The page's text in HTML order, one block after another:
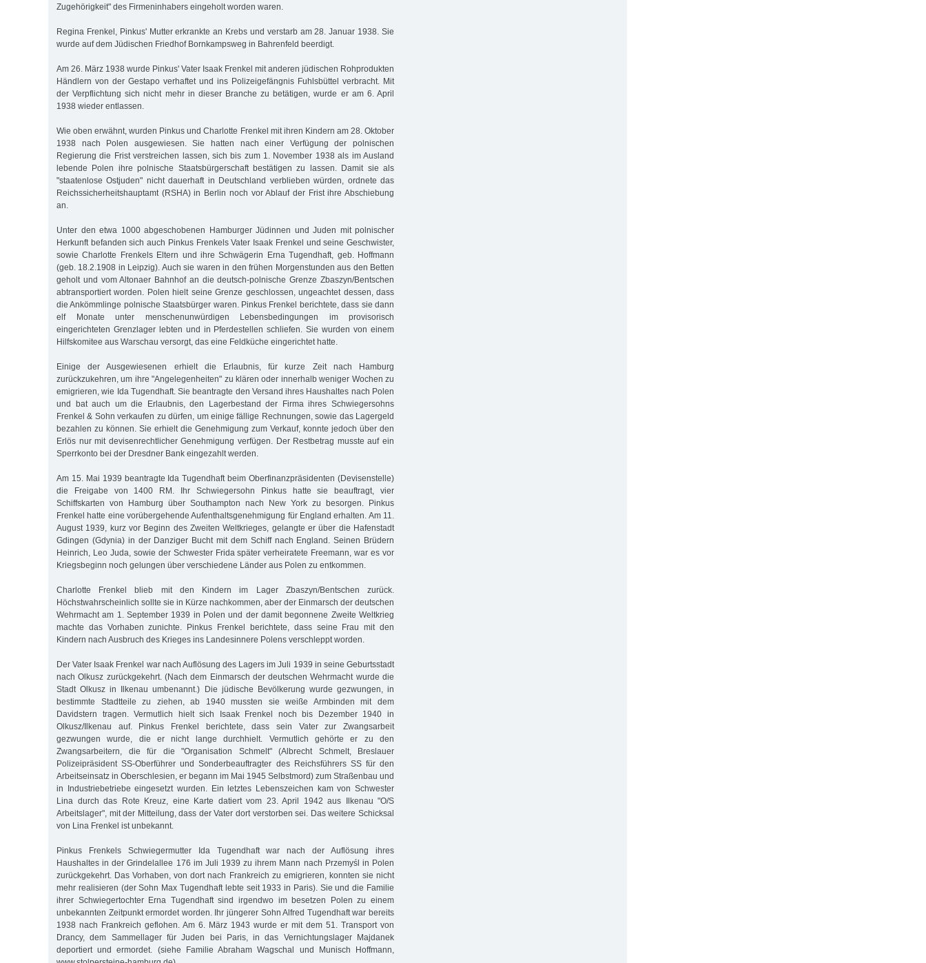
Zugehörigkeit" des Firmeninhabers eingeholt worden waren.
Regina Frenkel, Pinkus' Mutter erkrankte an Krebs und verstarb am 28. Januar 1938. Sie
wurde auf dem Jüdischen Friedhof Bornkampsweg in Bahrenfeld beerdigt.
Am 26. März 1938 wurde Pinkus' Vater Isaak Frenkel mit anderen jüdischen Rohprodukten
Händlern von der Gestapo verhaftet und ins Polizeigefängnis Fuhlsbüttel verbracht. Mit
der Verpflichtung sich nicht mehr in dieser Branche zu betätigen, wurde er am 6. April
1938 wieder entlassen.
Wie oben erwähnt, wurden Pinkus und Charlotte Frenkel mit ihren Kindern am 28. Oktober
1938 nach Polen ausgewiesen. Sie hatten nach einer Verfügung der polnischen
Regierung die Frist verstreichen lassen, sich bis zum 1. November 1938 als im Ausland
lebende Polen ihre polnische Staatsbürgerschaft bestätigen zu lassen. Damit sie als
"staatenlose Ostjuden" nicht dauerhaft in Deutschland verblieben würden, ordnete das
Reichssicherheitshauptamt (RSHA) in Berlin noch vor Ablauf der Frist ihre Abschiebung
an.
Unter den etwa 1000 abgeschobenen Hamburger Jüdinnen und Juden mit polnischer
Herkunft befanden sich auch Pinkus Frenkels Vater Isaak Frenkel und seine Geschwister,
sowie Charlotte Frenkels Eltern und ihre Schwägerin Erna Tugendhaft, geb. Hoffmann
(geb. 18.2.1908 in Leipzig). Auch sie waren in den frühen Morgenstunden aus den Betten
geholt und vom Altonaer Bahnhof an die deutsch-polnische Grenze Zbaszyn/Bentschen
abtransportiert worden. Polen hielt seine Grenze geschlossen, ungeachtet dessen, dass
die Ankömmlinge polnische Staatsbürger waren. Pinkus Frenkel berichtete, dass sie dann
elf Monate unter menschenunwürdigen Lebensbedingungen im provisorisch
eingerichteten Grenzlager lebten und in Pferdestellen schliefen. Sie wurden von einem
Hilfskomitee aus Warschau versorgt, das eine Feldküche eingerichtet hatte.
Einige der Ausgewiesenen erhielt die Erlaubnis, für kurze Zeit nach Hamburg
zurückzukehren, um ihre "Angelegenheiten" zu klären oder innerhalb weniger Wochen zu
emigrieren, wie Ida Tugendhaft. Sie beantragte den Versand ihres Haushaltes nach Polen
und bat auch um die Erlaubnis, den Lagerbestand der Firma ihres Schwiegersohns
Frenkel & Sohn verkaufen zu dürfen, um einige fällige Rechnungen, sowie das Lagergeld
bezahlen zu können. Sie erhielt die Genehmigung zum Verkauf, konnte jedoch über den
Erlös nur mit devisenrechtlicher Genehmigung verfügen. Der Restbetrag musste auf ein
Sperrkonto bei der Dresdner Bank eingezahlt werden.
Am 15. Mai 1939 beantragte Ida Tugendhaft beim Oberfinanzpräsidenten (Devisenstelle)
die Freigabe von 1400 RM. Ihr Schwiegersohn Pinkus hatte sie beauftragt, vier
Schiffskarten von Hamburg über Southampton nach New York zu besorgen. Pinkus
Frenkel hatte eine vorübergehende Aufenthaltsgenehmigung für England erhalten. Am 11.
August 1939, kurz vor Beginn des Zweiten Weltkrieges, gelangte er über die Hafenstadt
Gdingen (Gdynia) in der Danziger Bucht mit dem Schiff nach England. Seinen Brüdern
Heinrich, Leo Juda, sowie der Schwester Frida später verheiratete Freemann, war es vor
Kriegsbeginn noch gelungen über verschiedene Länder aus Polen zu entkommen.
Charlotte Frenkel blieb mit den Kindern im Lager Zbaszyn/Bentschen zurück.
Höchstwahrscheinlich sollte sie in Kürze nachkommen, aber der Einmarsch der deutschen
Wehrmacht am 1. September 1939 in Polen und der damit begonnene Zweite Weltkrieg
machte das Vorhaben zunichte. Pinkus Frenkel berichtete, dass seine Frau mit den
Kindern nach Ausbruch des Krieges ins Landesinnere Polens verschleppt worden.
Der Vater Isaak Frenkel war nach Auflösung des Lagers im Juli 1939 in seine Geburtsstadt
nach Olkusz zurückgekehrt. (Nach dem Einmarsch der deutschen Wehrmacht wurde die
Stadt Olkusz in Ilkenau umbenannt.) Die jüdische Bevölkerung wurde gezwungen, in
bestimmte Stadtteile zu ziehen, ab 1940 mussten sie weiße Armbinden mit dem
Davidstern tragen. Vermutlich hielt sich Isaak Frenkel noch bis Dezember 1940 in
Olkusz/Ilkenau auf. Pinkus Frenkel berichtete, dass sein Vater zur Zwangsarbeit
gezwungen wurde, die er nicht lange durchhielt. Vermutlich gehörte er zu den
Zwangsarbeitern, die für die "Organisation Schmelt" (Albrecht Schmelt, Breslauer
Polizeipräsident SS-Oberführer und Sonderbeauftragter des Reichsführers SS für den
Arbeitseinsatz in Oberschlesien, er begann im Mai 1945 Selbstmord) zum Straßenbau und
in Industriebetriebe eingesetzt wurden. Ein letztes Lebenszeichen kam von Schwester
Lina durch das Rote Kreuz, eine Karte datiert vom 23. April 1942 aus Ilkenau "O/S
Arbeitslager", mit der Mitteilung, dass der Vater dort verstorben sei. Das weitere Schicksal
von Lina Frenkel ist unbekannt.
Pinkus Frenkels Schwiegermutter Ida Tugendhaft war nach der Auflösung ihres
Haushaltes in der Grindelallee 176 im Juli 1939 zu ihrem Mann nach Przemyśl in Polen
zurückgekehrt. Das Vorhaben, von dort nach Frankreich zu emigrieren, konnten sie nicht
mehr realisieren (der Sohn Max Tugendhaft lebte seit 1933 in Paris). Sie und die Familie
ihrer Schwiegertochter Erna Tugendhaft sind irgendwo im besetzen Polen zu einem
unbekannten Zeitpunkt ermordet worden. Ihr jüngerer Sohn Alfred Tugendhaft war bereits
1938 nach Frankreich geflohen. Am 6. März 1943 wurde er mit dem 51. Transport von
Drancy, dem Sammellager für Juden bei Paris, in das Vernichtungslager Majdanek
deportiert und ermordet. (siehe Familie Abraham Wagschal und Munisch Hoffmann,